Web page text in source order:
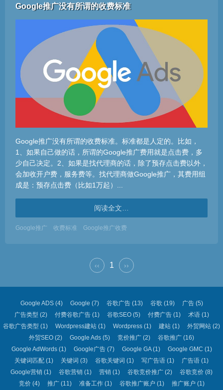
Google推广没有所谓的收费标准
Google推广没有所谓的收费标准。标准都是人定的。比如，
1、如果自己做的话，所谓的Google推广费用就是点击费，多
少自己决定。2、如果是找代理商的话，除了预存点击费以外，
会加收开户费，服务费等。找代理商做Google推广，其费用组
成是：预存点击费（比如1万起）...
阅读全文…
Google推广 收费标准 Google推广收费
‹‹ 1 ››
Google ADS(4) Google (7) 谷歌广告(13) 谷歌 (19) 广告(5)
广告类型 (2) 付费谷歌广告(1) 谷歌SEO(5) 付费广告(1) 术语(1)
谷歌广告类型 (1) Wordpress建站 (1) Wordpress (1) 建站 (1) 外贸网站 (2)
外贸SEO (2) Google Ads (5) 竞价推广 (2) 谷歌推广 (16)
Google AdWords(1) Google广告(7) Google GA(1) Google GMC (1)
关键词匹配 (1) 关键词 (3) 谷歌关键词 (1) 写广告语 (1) 广告语 (1)
Google营销 (1) 谷歌营销 (1) 营销 (1) 谷歌竞价推广 (2) 谷歌竞价 (8)
竞价(4) 推广(11) 准备工作(1) 谷歌推广账户 (1) 推广账户 (1)